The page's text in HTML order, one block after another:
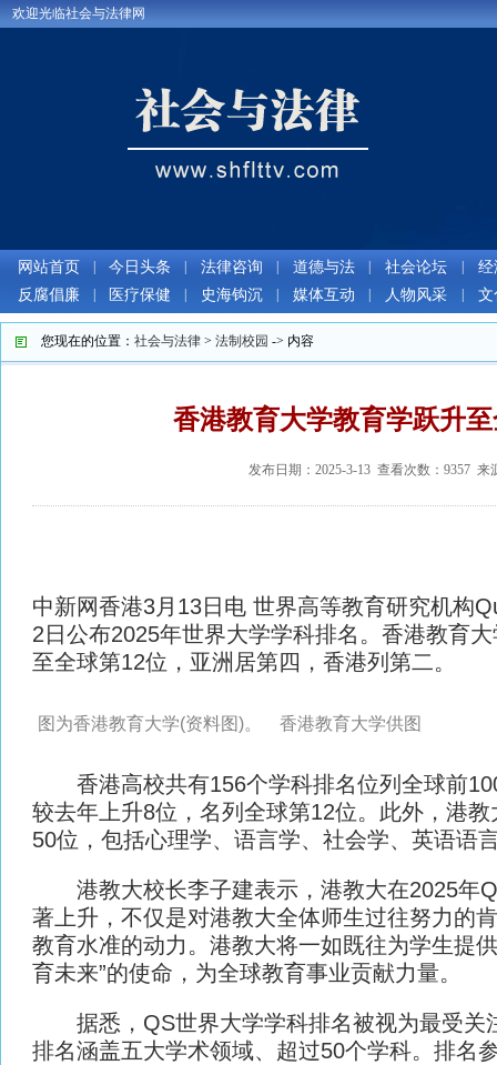
欢迎光临社会与法律网
网站首页 今日头条 法律咨询 道德与法 社会论坛
经
反腐倡廉
医疗保健 史海钩沉 媒体互动 人物风采 文
您现在的位置： 社会与法律 > 法制校园 -> 内容
香港教育大学教育学跃升
发布日期：2025-3-13 查看次数：9357 来
中新网香港3月13日电 世界高等教育研究机构
2日公布2025年世界大学学科排名。香港教育
至全球第12位，亚洲居第四，香港列第二。
图为香港教育大学(资料图)。 香港教育大学供图
香港高校共有156个学科排名位列全球前
较去年上升8位，名列全球第12位。此外，港
50位，包括心理学、语言学、社会学、英语语
港教大校长李子建表示，港教大在2025年
著上升，不仅是对港教大全体师生过往努力的
教育水准的动力。港教大将一如既往为学生提
育未来”的使命，为全球教育事业贡献力量。
据悉，QS世界大学学科排名被视为最受关
排名涵盖五大学术领域、超过50个学科。排名